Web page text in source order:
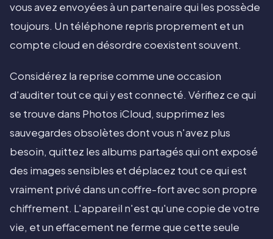
vous avez envoyées à un partenaire qui les possède
toujours. Un téléphone repris proprement et un
compte cloud en désordre coexistent souvent.
Considérez la reprise comme une occasion
d'auditer tout ce qui y est connecté. Vérifiez ce qui
se trouve dans Photos iCloud, supprimez les
sauvegardes obsolètes dont vous n'avez plus
besoin, quittez les albums partagés qui ont exposé
des images sensibles et déplacez tout ce qui est
vraiment privé dans un coffre-fort avec son propre
chiffrement. L'appareil n'est qu'une copie de votre
vie, et un effacement ne ferme que cette seule